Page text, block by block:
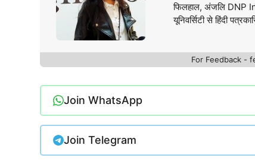
फिलहाल, अंजलि DNP
यूनिवर्सिटी से हिंदी
For Feedback -
Join WhatsApp
Join Telegram